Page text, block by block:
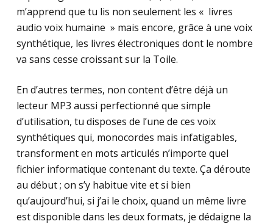
m’apprend que tu lis non seulement les « livres
audio voix humaine » mais encore, grâce à une voix
synthétique, les livres électroniques dont le nombre
va sans cesse croissant sur la Toile.
En d’autres termes, non content d’être déjà un
lecteur MP3 aussi perfectionné que simple
d’utilisation, tu disposes de l’une de ces voix
synthétiques qui, monocordes mais infatigables,
transforment en mots articulés n’importe quel
fichier informatique contenant du texte. Ça déroute
au début ; on s’y habitue vite et si bien
qu’aujourd’hui, si j’ai le choix, quand un même livre
est disponible dans les deux formats, je dédaigne la